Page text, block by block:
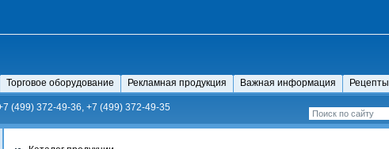
Торговое оборудование Рекламная продукция Важная информация Рецепты
(499) 372-49-36, +7 (499) 372-49-35